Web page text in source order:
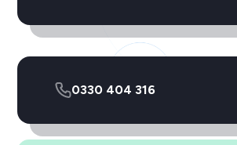
0330 404 316